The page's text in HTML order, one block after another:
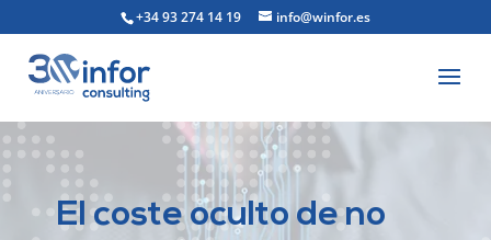
+34 93 274 14 19 info@winfor.es
El coste oculto de no